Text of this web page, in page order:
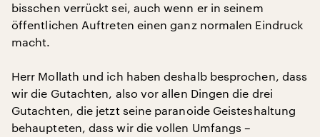
bisschen verrückt sei, auch wenn er in seinem
öffentlichen Auftreten einen ganz normalen Eindruck
macht.
Herr Mollath und ich haben deshalb besprochen, dass
wir die Gutachten, also vor allen Dingen die drei
Gutachten, die jetzt seine paranoide Geisteshaltung
behaupteten, dass wir die vollen Umfangs –